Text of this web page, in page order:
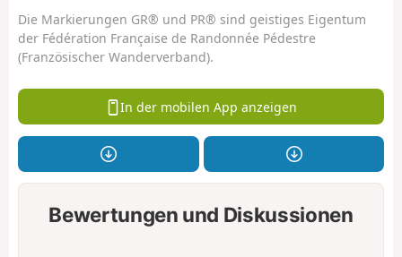
Die Markierungen GR® und PR® sind geistiges Eigentum
der Fédération Française de Randonnée Pédestre
(Französischer Wanderverband).
In der mobilen App anzeigen
Bewertungen und Diskussionen